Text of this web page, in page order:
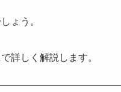
ょう。
詳しく解説します。